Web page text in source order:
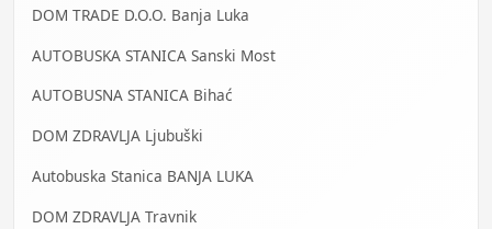
DOM TRADE D.O.O. Banja Luka
AUTOBUSKA STANICA Sanski Most
AUTOBUSNA STANICA Bihać
DOM ZDRAVLJA Ljubuški
Autobuska Stanica BANJA LUKA
DOM ZDRAVLJA Travnik